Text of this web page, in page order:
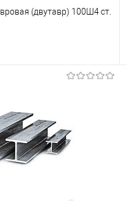
(двутавр) 100Ш4 ст.
Сравнение
Под заказ